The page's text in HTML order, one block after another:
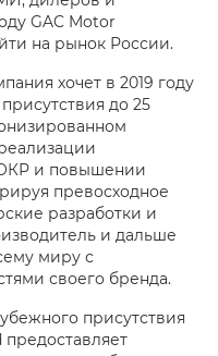
GAC Motor
на рынок России.
хочет в 2019 году
до 25
и повышении
превосходное
разработки и
и дальше
миру с
своего бренда.
присутствия